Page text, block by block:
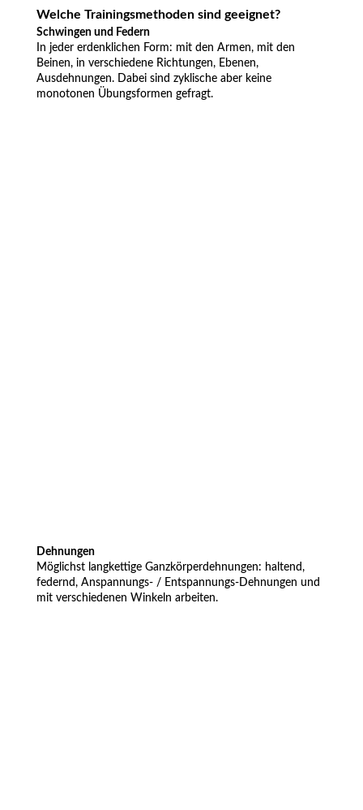
Welche Trainingsmethoden sind geeignet?
Schwingen und Federn
In jeder erdenklichen Form: mit den Armen, mit den
Beinen, in verschiedene Richtungen, Ebenen,
Ausdehnungen. Dabei sind zyklische aber keine
monotonen Übungsformen gefragt.
Dehnungen
Möglichst langkettige Ganzkörperdehnungen: haltend,
federnd, Anspannungs- / Entspannungs-Dehnungen und
mit verschiedenen Winkeln arbeiten.